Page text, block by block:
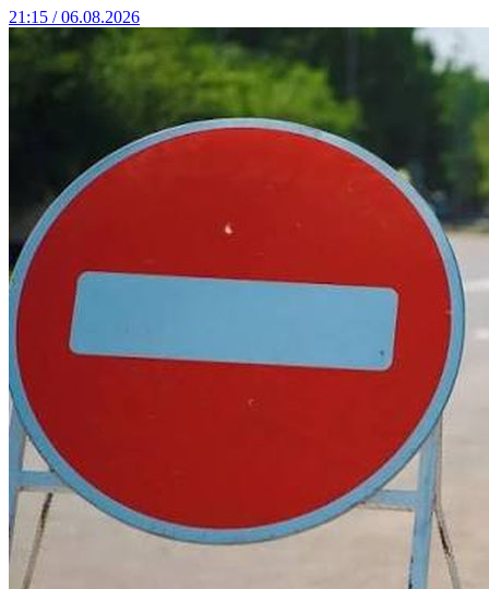
21:15 / 06.08.2026